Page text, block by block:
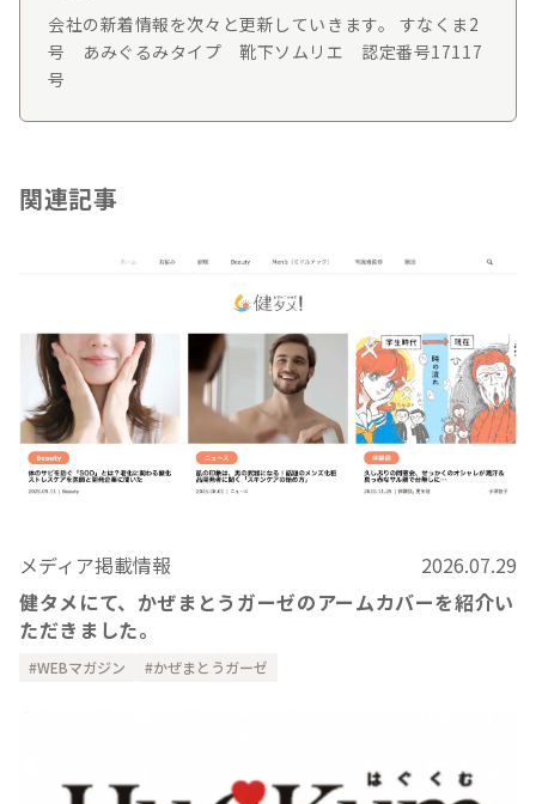
会社の新着情報を次々と更新していきます。 すなくま2
号 あみぐるみタイプ 靴下ソムリエ 認定番号17117
号
関連記事
メディア掲載情報
2026.07.29
健タメにて、かぜまとうガーゼのアームカバーを紹介い
ただきました。
WEBマガジン かぜまとうガーゼ